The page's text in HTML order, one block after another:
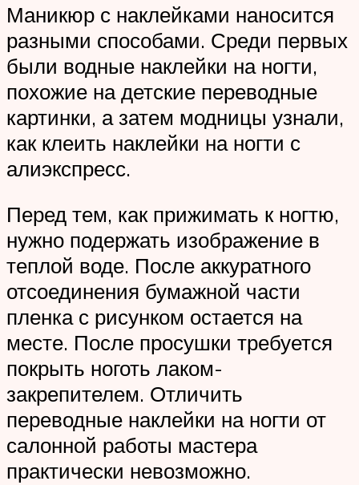
Маникюр с наклейками наносится
разными способами. Среди первых
были водные наклейки на ногти,
похожие на детские переводные
картинки, а затем модницы узнали,
как клеить наклейки на ногти с
алиэкспресс.
Перед тем, как прижимать к ногтю,
нужно подержать изображение в
теплой воде. После аккуратного
отсоединения бумажной части
пленка с рисунком остается на
месте. После просушки требуется
покрыть ноготь лаком-
закрепителем. Отличить
переводные наклейки на ногти от
салонной работы мастера
практически невозможно.